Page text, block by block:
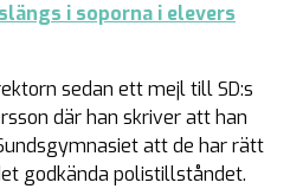
i soporna i elevers
sedan ett mejl till SD:s
där han skriver att han
att de har rätt
godkända polistillståndet.